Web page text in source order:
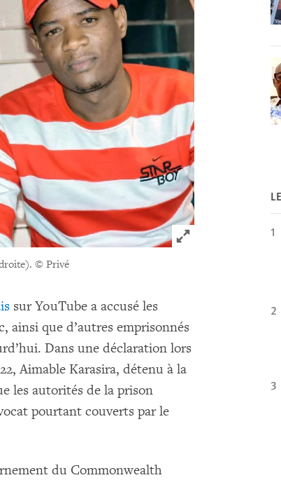
Click to expand
© Privé
sur YouTube a accusé les
ainsi que d’autres emprisonnés
Dans une déclaration lors
Aimable Karasira, détenu à la
les autorités de la prison
pourtant couverts par le
du Commonwealth